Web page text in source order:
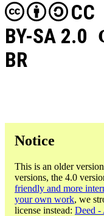
CC
BY-SA 2.0
BR
Notice
This is an older
versions, the 4.0
friendly and more
your own work, we
license instead: Deed -